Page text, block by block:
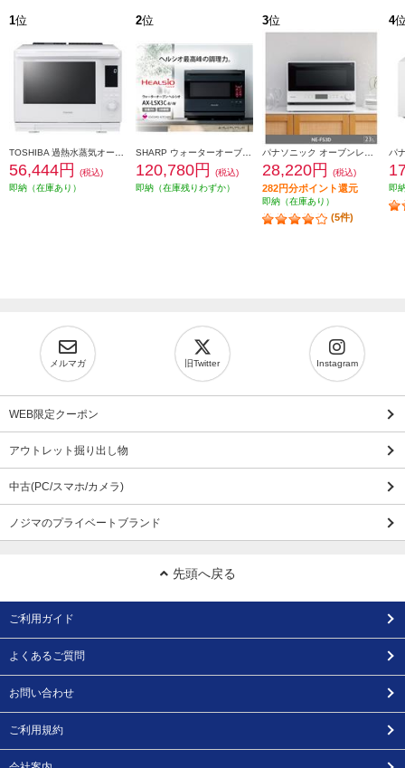
1位
56,444円
(税込)
即納（在庫あり）
2位
120,780円
(税込)
即納（在庫残りわずか）
3位
28,220円 (税込)
282円分ポイント還元
即納（在庫あり）
(5件)
4
即
メルマガ 旧Twitter Instagram
WEB限定クーポン
アウトレット掘り出し物
中古(PC/スマホ/カメラ)
ノジマのプライベートブランド
先頭へ戻る
ご利用ガイド
よくあるご質問
お問い合わせ
ご利用規約